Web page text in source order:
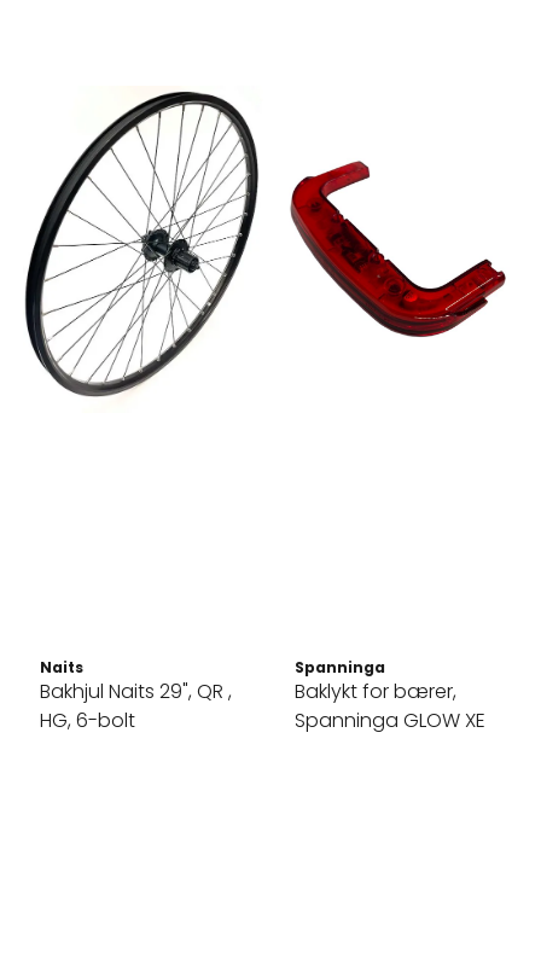
Naits
Bakhjul Naits 29", QR ,
HG, 6-bolt
Spanninga
Baklykt for bærer,
Spanninga GLOW XE